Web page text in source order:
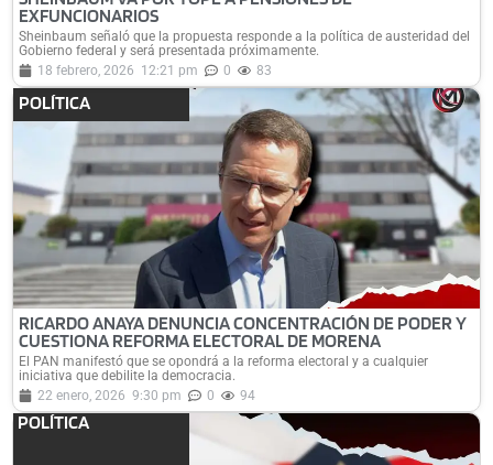
POLÍTICA
RICARDO ANAYA DENUNCIA CONCENTRACIÓN DE PODER Y
CUESTIONA REFORMA ELECTORAL DE MORENA
El PAN manifestó que se opondrá a la reforma electoral y a cualquier
iniciativa que debilite la democracia.
22 enero, 2026 9:30 pm 0 94
POLÍTICA
EXFUNCIONARIOS
Sheinbaum señaló que la propuesta responde a la política de austeridad del
Gobierno federal y será presentada próximamente.
18 febrero, 2026 12:21 pm 0 83